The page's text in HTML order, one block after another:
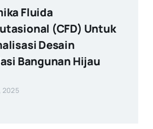
Fluida
(CFD) Untuk
Desain
Bangunan Hijau
2025